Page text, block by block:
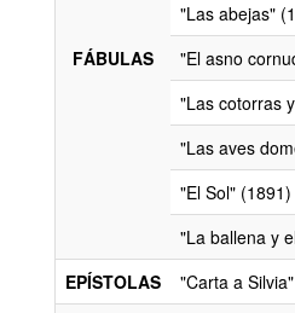
FÁBULAS
"Las abejas"
"El asno
"Las cotorras
"Las aves
"El Sol" (1891)
"La ballena y
EPÍSTOLAS
"Carta a Silvia"